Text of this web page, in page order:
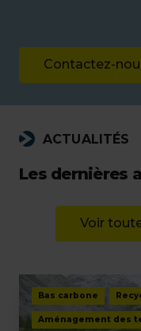
Contactez-
ACTUALITÉS
Les dernières
Voir
Bas carbone
Aménagement des